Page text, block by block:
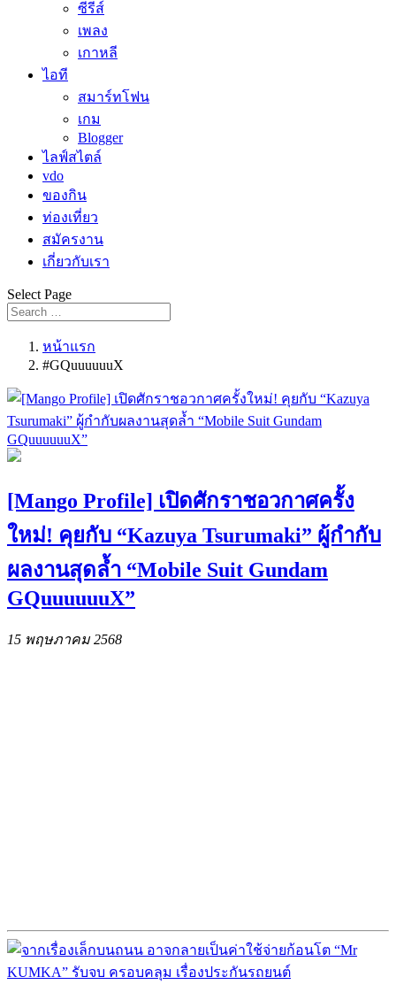
ซีรีส์
เพลง
เกาหลี
ไอที
สมาร์ทโฟน
เกม
Blogger
ไลฟ์สไตล์
vdo
ของกิน
ท่องเที่ยว
สมัครงาน
เกี่ยวกับเรา
Select Page
หน้าแรก
#GQuuuuuuX
[Mango Profile] เปิดศักราชอวกาศครั้ง
ใหม่! คุยกับ “Kazuya Tsurumaki” ผู้กำกับ
ผลงานสุดล้ำ “Mobile Suit Gundam
GQuuuuuuX”
15 พฤษภาคม 2568